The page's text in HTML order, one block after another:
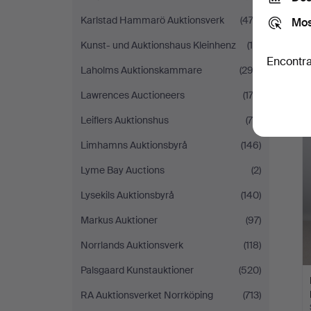
Karlstad Hammarö Auktionsverk
(474)
Kunst- und Auktionshaus Kleinhenz
(10)
Laholms Auktionskammare
(292)
Lawrences Auctioneers
(174)
Leiflers Auktionshus
(78)
Limhamns Auktionsbyrå
(146)
Lyme Bay Auctions
(2)
Lysekils Auktionsbyrå
(140)
Markus Auktioner
(97)
Norrlands Auktionsverk
(118)
Palsgaard Kunstauktioner
(520)
RA Auktionsverket Norrköping
(713)